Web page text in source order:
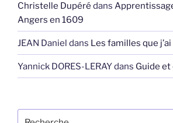
Christelle Dupéré dans
Angers en 1609
JEAN Daniel dans Les familles que
Yannick DORES-LERAYdans Guide